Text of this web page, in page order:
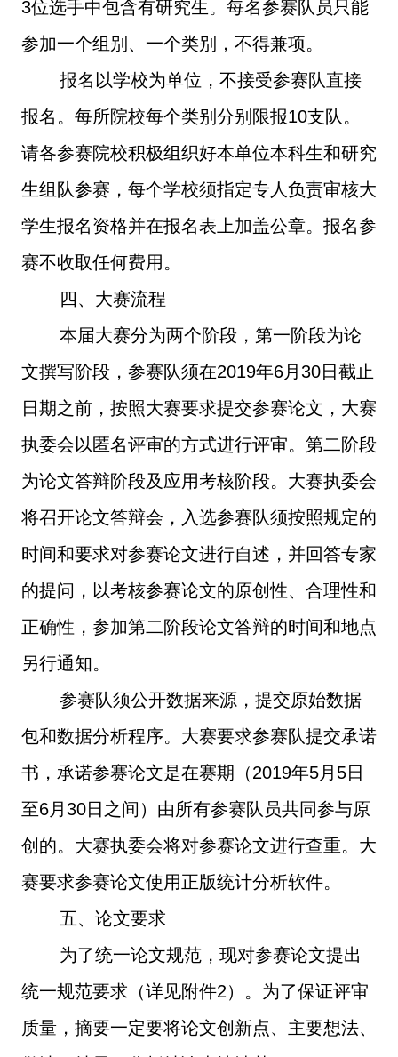
3位选手中包含有研究生。每名参赛队员只能
参加一个组别、一个类别，不得兼项。
报名以学校为单位，不接受参赛队直接
报名。每所院校每个类别分别限报10支队。
请各参赛院校积极组织好本单位本科生和研究
生组队参赛，每个学校须指定专人负责审核大
学生报名资格并在报名表上加盖公章。报名参
赛不收取任何费用。
四、大赛流程
本届大赛分为两个阶段，第一阶段为论
文撰写阶段，参赛队须在2019年6月 30日截止
日期之前，按照大赛要求提交参赛论文，大赛
执委会以匿名评审的方式进行评审。第二阶段
为论文答辩阶段及应用考核阶段。大赛执委会
将召开论文答辩会，入选参赛队须按照规定的
时间和要求对参赛论文进行自述，并回答专家
的提问，以考核参赛论文的原创性、合理性和
正确性，参加第二阶段论文答辩的时间和地点
另行通知。
参赛队须公开数据来源，提交原始数据
包和数据分析程序。大赛要求参赛队提交承诺
书，承诺参赛论文是在赛期（2019年5月 5日
至6月 30日之间）由所有参赛队员共同参与原
创的。大赛执委会将对参赛论文进行查重。大
赛要求参赛论文使用正版统计分析软件。
五、论文要求
为了统一论文规范，现对参赛论文提出
统一规范要求（详见附件2）。为了保证评审
质量，摘要一定要将论文创新点、主要想法、